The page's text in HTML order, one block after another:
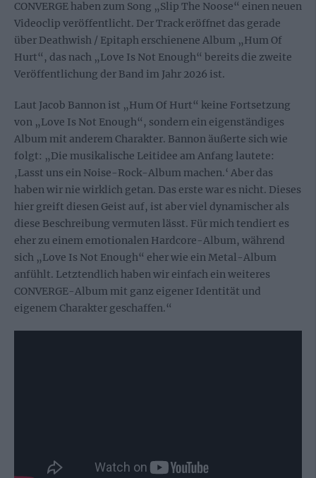
CONVERGE haben zum Song „Slip The Noose“ einen neuen
Videoclip veröffentlicht. Der Track eröffnet das gerade
über Deathwish / Epitaph erschienene Album „Hum Of
Hurt“, das nach „Love Is Not Enough“ bereits die zweite
Veröffentlichung der Band im Jahr 2026 ist.
Laut Jacob Bannon ist „Hum Of Hurt“ keine Fortsetzung
von „Love Is Not Enough“, sondern ein eigenständiges
Album mit anderem Charakter. Bannon äußerte sich wie
folgt: „Die musikalische Leitidee am Anfang lautete:
,Lasst uns ein Noise-Rock-Album machen.‘ Aber das
haben wir nie wirklich getan. Das erste war es nicht. Dieses
hier greift diesen Geist auf, ist aber viel dynamischer als
diese Beschreibung vermuten lässt. Für mich tendiert es
eher zu einem emotionalen Hardcore-Album, während
sich „Love Is Not Enough“ eher wie ein Metal-Album
anfühlt. Letztendlich haben wir einfach ein weiteres
CONVERGE-Album mit ganz eigener Identität und
eigenem Charakter geschaffen.“